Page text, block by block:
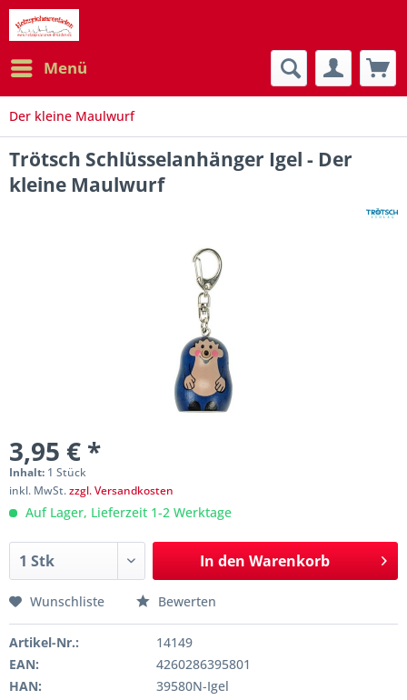
Menü
Der kleine Maulwurf
Trötsch Schlüsselanhänger Igel - Der
kleine Maulwurf
3,95 € *
Inhalt: 1 Stück
inkl. MwSt.zzgl. Versandkosten
Auf Lager, Lieferzeit 1-2 Werktage
In den Warenkorb
Wunschliste Bewerten
Artikel-Nr.:
14149
EAN:
4260286395801
HAN:
39580N-Igel